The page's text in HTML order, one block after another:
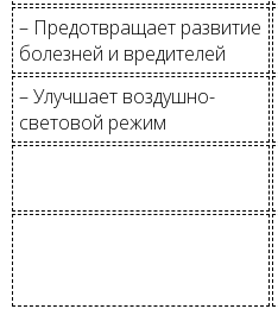
– Предотвращает развитие
болезней и вредителей
– Улучшает воздушно-
световой режим